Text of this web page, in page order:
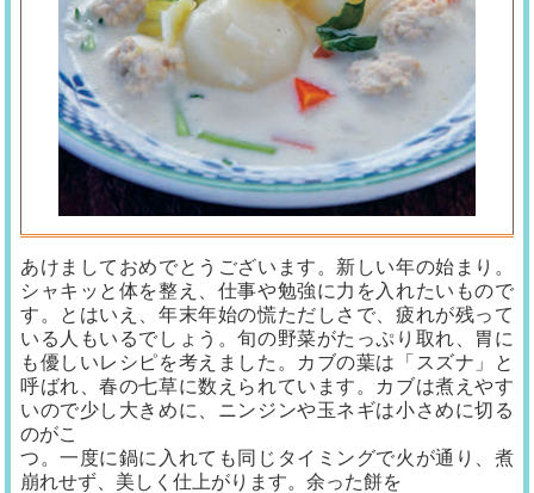
あけましておめでとうございます。新しい年の始まり。
シャキッと体を整え、仕事や勉強に力を入れたいもので
す。とはいえ、年末年始の慌ただしさで、疲れが残って
いる人もいるでしょう。旬の野菜がたっぷり取れ、胃に
も優しいレシピを考えました。カブの葉は「スズナ」と
呼ばれ、春の七草に数えられています。カブは煮えやす
いので少し大きめに、ニンジンや玉ネギは小さめに切る
のがこ
つ。一度に鍋に入れても同じタイミングで火が通り、煮
崩れせず、美しく仕上がります。余った餅を